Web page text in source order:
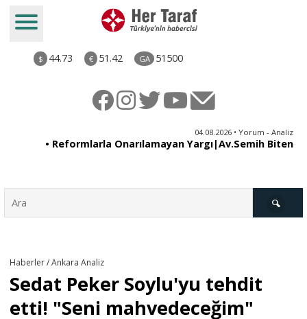
$ 44.73 € 51.42 GA 51500
04.08.2026 • Yorum - Analiz
• Reformlarla Onarılamayan Yargı|Av.Semih Biten
Derkenar
Haberler / Ankara Analiz
Sedat Peker Soylu'yu tehdit
etti! "Seni mahvedeceğim"